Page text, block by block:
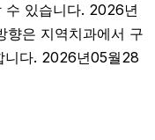
수 있습니다. 2026년
향은 지역치과에서 구
니다. 2026년05월28